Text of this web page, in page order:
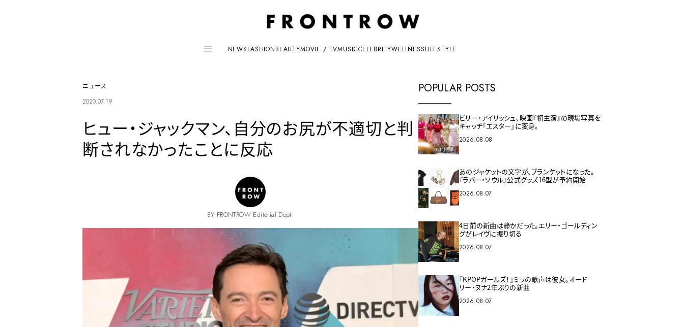
NEWSFASHIONBEAUTYMOVIE / TVMUSICCELEBRITYWELLNESSLIFESTYLE
ニュース
2020.07.19
ヒュー・ジャックマン、自分のお尻が不適切と判
断されなかったことに反応
BY FRONTROW Editorial Dept.
POPULAR POSTS
ビリー・アイリッシュ、映画『初主演』の現場写真を
キャッチ「エスター」に変身。
2026.08.08
あのジャケットの文字が、ブランケットになった。
『ラバー・ソウル』公式グッズ16型が予約開始
2026.08.07
4日前の新曲は静かだった。エリー・ゴールディン
グがレイヴに振り切る
2026.08.07
『KPOPガールズ！』ミラの歌声は彼女。オード
リー・ヌナ2年ぶりの新曲
2026.08.07